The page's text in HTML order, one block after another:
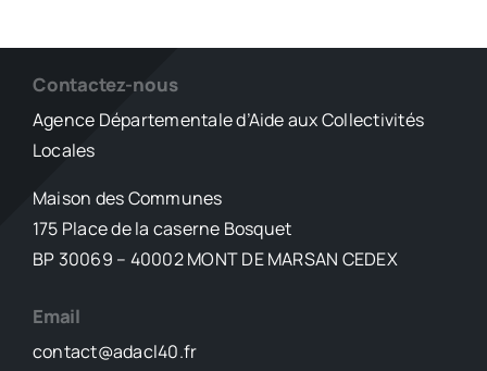
Contactez-nous
Agence Départementale d’Aide aux Collectivités
Locales
Maison des Communes
175 Place de la caserne Bosquet
BP 30069 – 40002 MONT DE MARSAN CEDEX
Email
contact@adacl40.fr